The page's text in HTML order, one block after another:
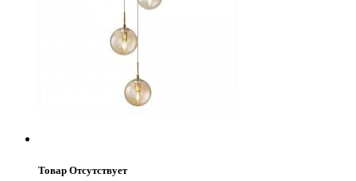
Товар Отсутствует